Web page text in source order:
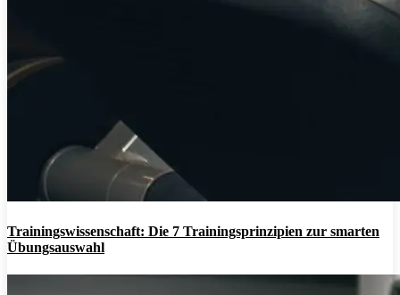
Trainingswissenschaft: Die 7 Trainingsprinzipien zur smarten
Übungsauswahl